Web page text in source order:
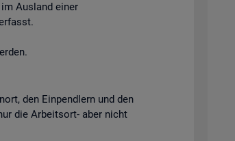
Ausland einer
den Einpendlern und den
die Arbeitsort- aber nicht